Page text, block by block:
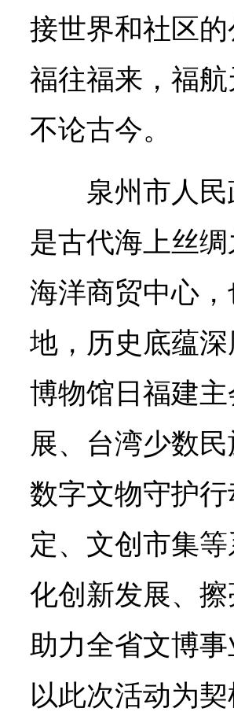
接世界和社区
福往福来，福
不论古今。
泉州市人
是古代海上丝
海洋商贸中心
地，历史底蕴
博物馆日福建
展、台湾少数
数字文物守护
定、文创市集
化创新发展、
助力全省文博
以此次活动为